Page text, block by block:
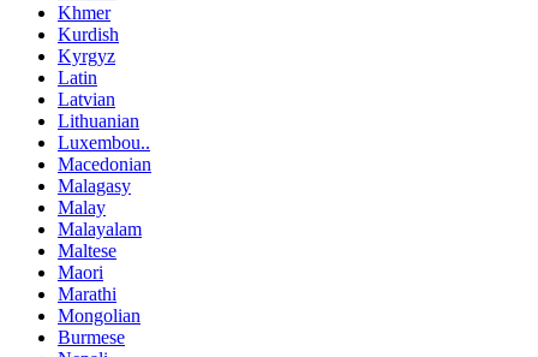
Khmer
Kurdish
Kyrgyz
Latin
Latvian
Lithuanian
Luxembou..
Macedonian
Malagasy
Malay
Malayalam
Maltese
Maori
Marathi
Mongolian
Burmese